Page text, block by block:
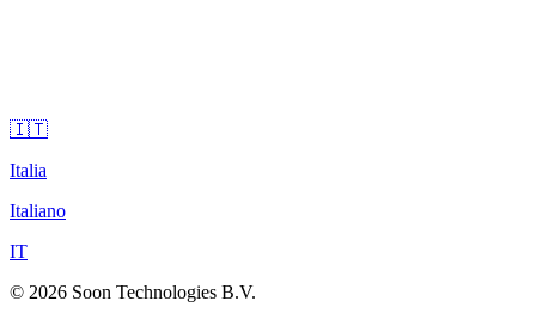
🇮🇹
Italia
Italiano
IT
© 2026 Soon Technologies B.V.